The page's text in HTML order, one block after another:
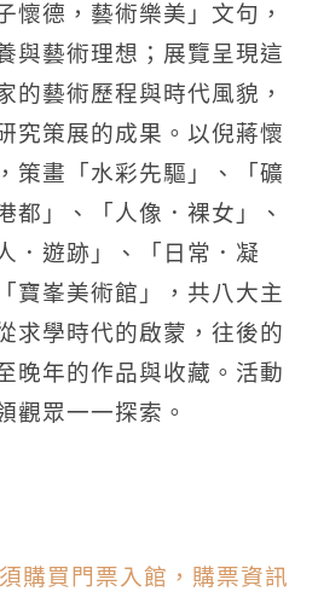
懷德，藝術樂美」文句，
與藝術理想；展覽呈現這
的藝術歷程與時代風貌，
究策展的成果。以倪蔣懷
策畫「水彩先驅」、「礦
都」、「人像．裸女」、
．遊跡」、「日常．凝
寶峯美術館」，共八大主
求學時代的啟蒙，往後的
晚年的作品與收藏。活動
觀眾一一探索。
購買門票入館，購票資訊